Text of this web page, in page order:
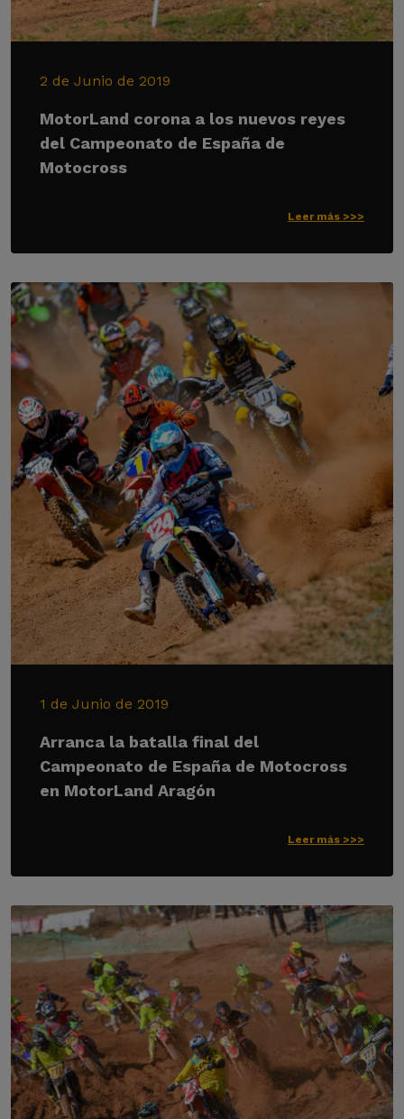
2 de Junio de 2019
MotorLand corona a los nuevos reyes
del Campeonato de España de
Motocross
Leer más >>>
1 de Junio de 2019
Arranca la batalla final del
Campeonato de España de Motocross
en MotorLand Aragón
Leer más >>>